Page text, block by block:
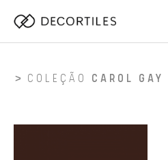
COLEÇÃO CAROL GAY